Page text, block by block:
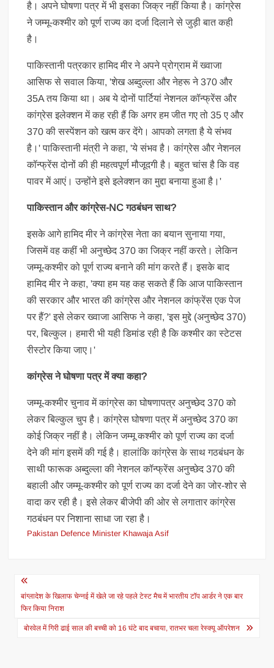
है। अपने घोषणा पत्र में भी इसका जिक्र नहीं किया है। कांग्रेस
ने जम्मू-कश्मीर को पूर्ण राज्य का दर्जा दिलाने से जुड़ी बात कही
है।
पाकिस्तानी पत्रकार हामिद मीर ने अपने प्रोग्राम में ख्वाजा
आसिफ से सवाल किया, 'शेख अब्दुल्ला और नेहरू ने 370 और
35A तय किया था। अब ये दोनों पार्टियां नेशनल कॉन्फ्रेंस और
कांग्रेस इलेक्शन में कह रही हैं कि अगर हम जीत गए तो 35 ए और
370 की सस्पेंशन को खत्म कर देंगे। आपको लगता है ये संभव
है।' पाकिस्तानी मंत्री ने कहा, 'ये संभव है। कांग्रेस और नेशनल
कॉन्फ्रेंस दोनों की ही महत्वपूर्ण मौजूदगी है। बहुत चांस है कि वह
पावर में आएं। उन्होंने इसे इलेक्शन का मुद्दा बनाया हुआ है।'
पाकिस्तान और कांग्रेस-NC गठबंधन साथ?
इसके आगे हामिद मीर ने कांग्रेस नेता का बयान सुनाया गया,
जिसमें वह कहीं भी अनुच्छेद 370 का जिक्र नहीं करते। लेकिन
जम्मू-कश्मीर को पूर्ण राज्य बनाने की मांग करते हैं। इसके बाद
हामिद मीर ने कहा, 'क्या हम यह कह सकते हैं कि आज पाकिस्तान
की सरकार और भारत की कांग्रेस और नेशनल कांफ्रेंस एक पेज
पर हैं?' इसे लेकर ख्वाजा आसिफ ने कहा, 'इस मुद्दे (अनुच्छेद 370)
पर, बिल्कुल। हमारी भी यही डिमांड रही है कि कश्मीर का स्टेटस
रीस्टोर किया जाए।'
कांग्रेस ने घोषणा पत्र में क्या कहा?
जम्मू-कश्मीर चुनाव में कांग्रेस का घोषणापत्र अनुच्छेद 370 को
लेकर बिल्कुल चुप है। कांग्रेस घोषणा पत्र में अनुच्छेद 370 का
कोई जिक्र नहीं है। लेकिन जम्मू कश्मीर को पूर्ण राज्य का दर्जा
देने की मांग इसमें की गई है। हालांकि कांग्रेस के साथ गठबंधन के
साथी फारूक अब्दुल्ला की नेशनल कॉन्फ्रेंस अनुच्छेद 370 की
बहाली और जम्मू-कश्मीर को पूर्ण राज्य का दर्जा देने का जोर-शोर से
वादा कर रही है। इसे लेकर बीजेपी की ओर से लगातार कांग्रेस
गठबंधन पर निशाना साधा जा रहा है।
Pakistan Defence Minister Khawaja Asif
Post
navigation
बांग्लादेश के खिलाफ चेन्नई में खेले जा रहे पहले टेस्ट मैच में भारतीय टॉप आर्डर ने एक बार
फिर किया निराश
बोरवेल में गिरी ढाई साल की बच्ची को 16 घंटे बाद बचाया, रातभर चला रेस्क्यू ऑपरेशन